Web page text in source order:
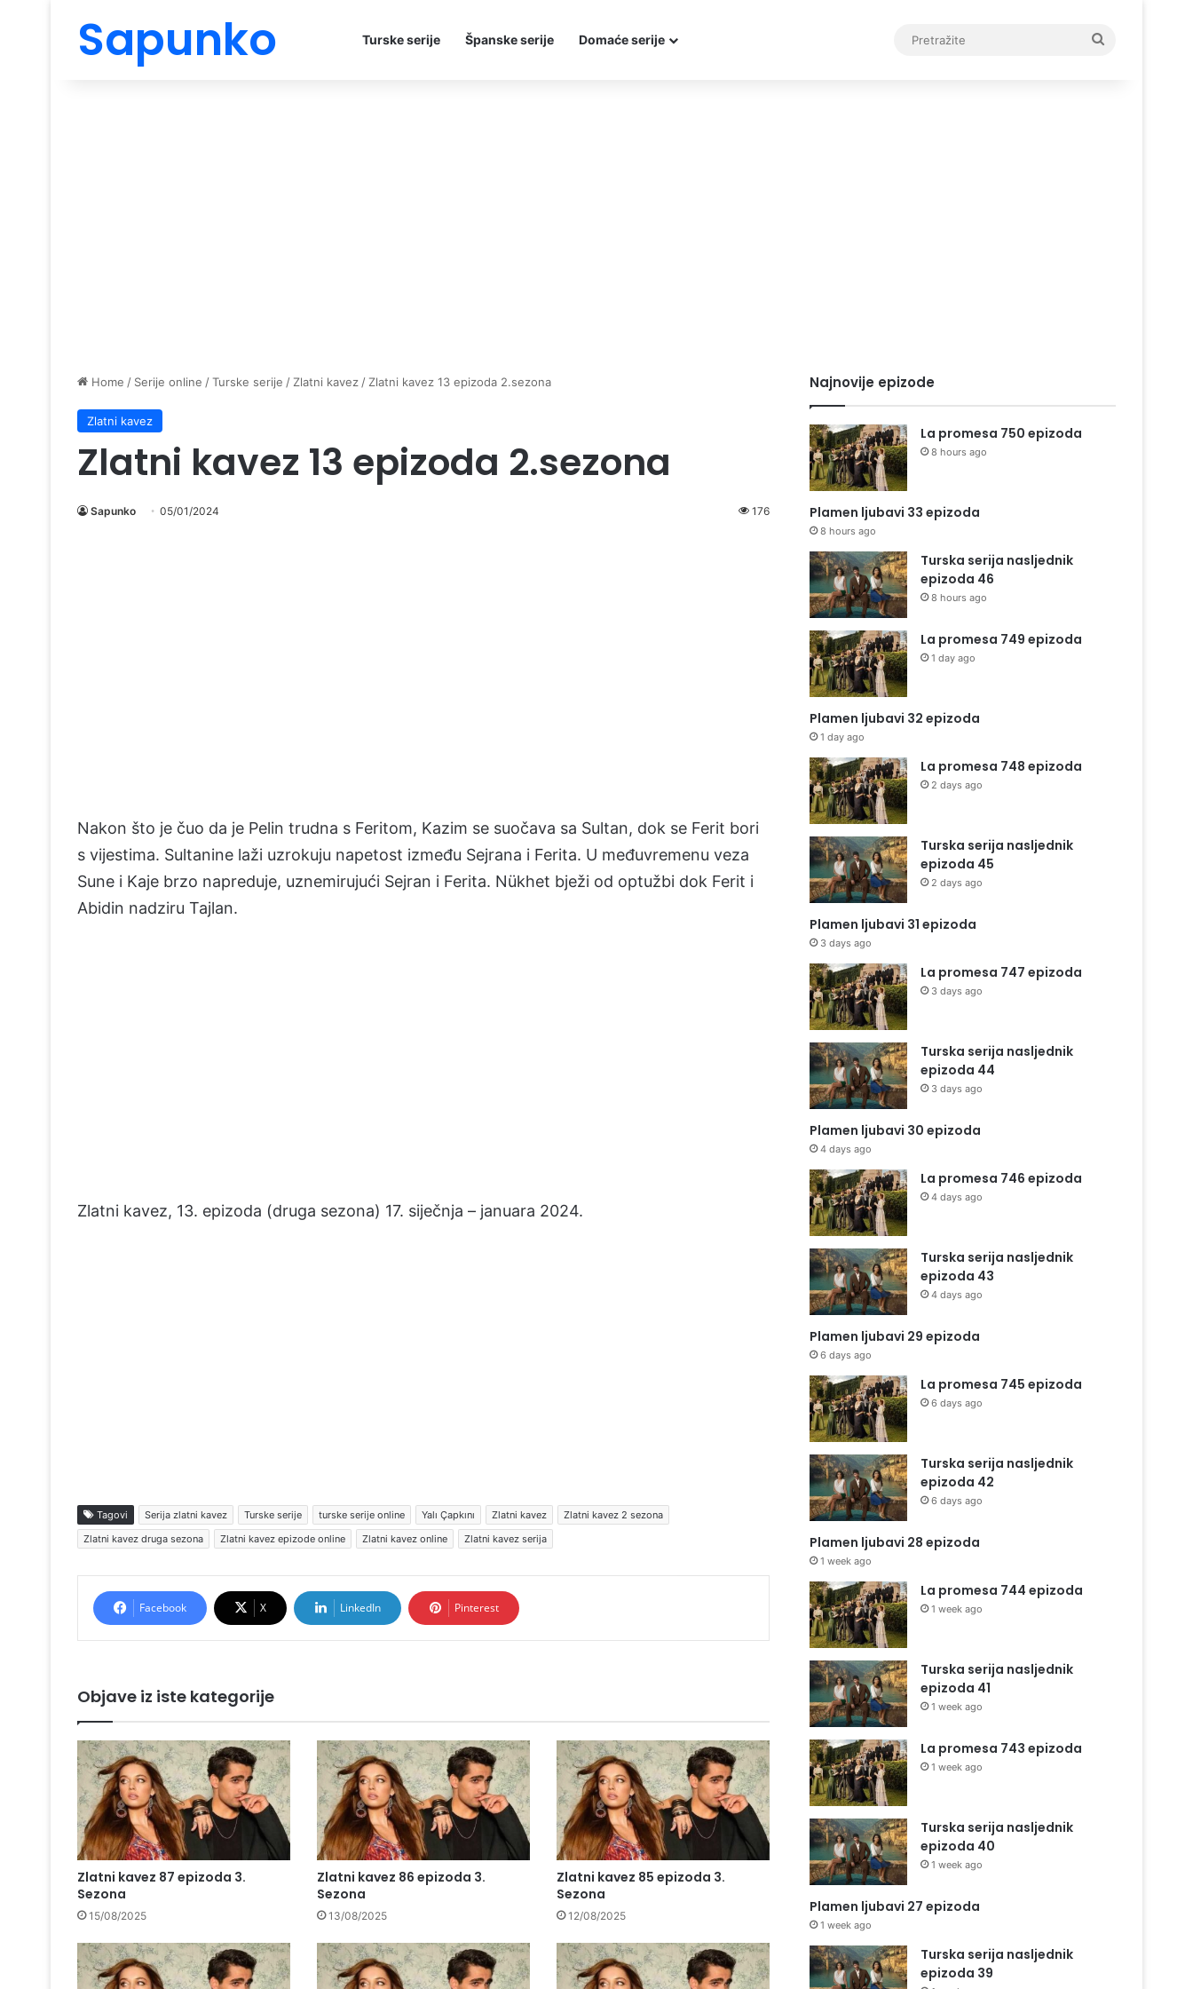
Sapunko Turske serije Španske serije Domaće serije
Home / Serije online /Turske serije / Zlatni kavez / Zlatni kavez 13 epizoda 2.sezona
Zlatni kavez
Zlatni kavez 13 epizoda 2.sezona
Sapunko 05/01/2024 176
Nakon što je čuo da je Pelin trudna s Feritom, Kazim se suočava sa Sultan, dok se Ferit bori
s vijestima. Sultanine laži uzrokuju napetost između Sejrana i Ferita. U međuvremenu veza
Sune i Kaje brzo napreduje, uznemirujući Sejran i Ferita. Nükhet bježi od optužbi dok Ferit i
Abidin nadziru Tajlan.
Zlatni kavez, 13. epizoda (druga sezona) 17. siječnja – januara 2024.
Tagovi Serija zlatni kavez Turske serije turske serije online Yalı Çapkını Zlatni kavez
Zlatni kavez 2 sezona
Zlatni kavez druga sezona
Zlatni kavez epizode online Zlatni kavez online Zlatni kavez serija
Facebook X LinkedIn Pinterest
Objave iz iste kategorije
Zlatni kavez 87 epizoda 3.
Sezona
15/08/2025
Zlatni kavez 86 epizoda 3.
Sezona
13/08/2025
Zlatni kavez 85 epizoda 3.
Sezona
12/08/2025
Najnovije epizode
La promesa 750 epizoda
8 hours ago
Plamen ljubavi 33 epizoda
8 hours ago
Turska serija nasljednik
epizoda 46
8 hours ago
La promesa 749 epizoda
1 day ago
Plamen ljubavi 32 epizoda
1 day ago
La promesa 748 epizoda
2 days ago
Turska serija nasljednik
epizoda 45
2 days ago
Plamen ljubavi 31 epizoda
3 days ago
La promesa 747 epizoda
3 days ago
Turska serija nasljednik
epizoda 44
3 days ago
Plamen ljubavi 30 epizoda
4 days ago
La promesa 746 epizoda
4 days ago
Turska serija nasljednik
epizoda 43
4 days ago
Plamen ljubavi 29 epizoda
6 days ago
La promesa 745 epizoda
6 days ago
Turska serija nasljednik
epizoda 42
6 days ago
Plamen ljubavi 28 epizoda
1 week ago
La promesa 744 epizoda
1 week ago
Turska serija nasljednik
epizoda 41
1 week ago
La promesa 743 epizoda
1 week ago
Turska serija nasljednik
epizoda 40
1 week ago
Plamen ljubavi 27 epizoda
1 week ago
Turska serija nasljednik
epizoda 39